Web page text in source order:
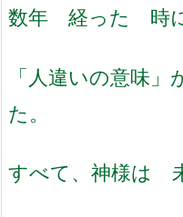
数年 経った 時
「人違いの意味
た。
すべて、神様は